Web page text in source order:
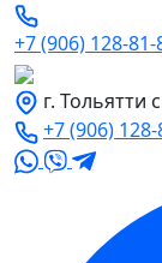
+7 (906) 128-81-
г. Тольятти
+7 (906)